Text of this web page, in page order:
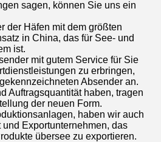
sagen, können Sie uns ein
der Häfen mit dem größten
in China, das für See- und
ist.
mit gutem Service für Sie
zu erbringen,
Absender an.
Auftragsquantität haben, tragen
der neuen Form.
haben wir auch
Exportunternehmen, das
übersee zu exportieren.